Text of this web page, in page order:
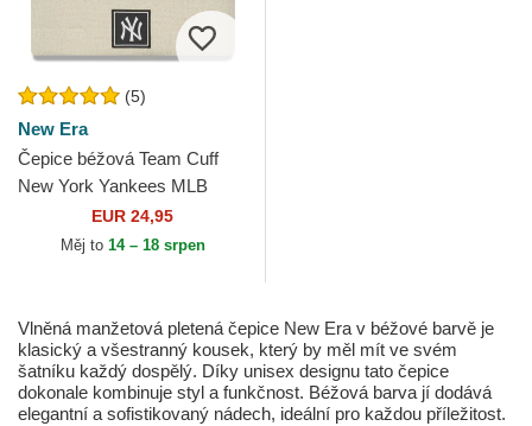
(5)
New Era
Čepice béžová Team Cuff
New York Yankees MLB
EUR 24,95
Měj to 14 – 18 srpen
Vlněná manžetová pletená čepice New Era v béžové barvě je
klasický a všestranný kousek, který by měl mít ve svém
šatníku každý dospělý. Díky unisex designu tato čepice
dokonale kombinuje styl a funkčnost. Béžová barva jí dodává
elegantní a sofistikovaný nádech, ideální pro každou příležitost.